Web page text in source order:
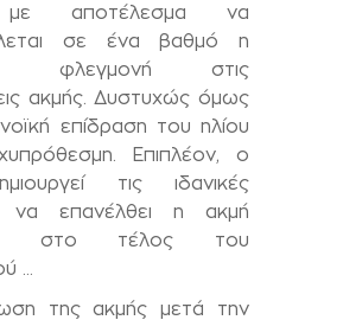
αποτέλεσμα να
σε ένα βαθμό η
φλεγμονή στις
ακμής. Δυστυχώς όμως
επίδραση του ηλίου
Επιπλέον, ο
τις ιδανικές
να επανέλθει η ακμή
στο τέλος του
…
της ακμής μετά την